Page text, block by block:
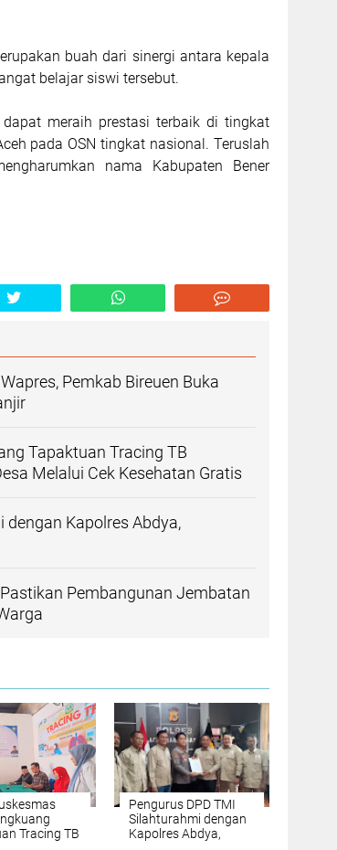
buah dari sinergi antara kepala
belajar siswi tersebut.
meraih prestasi terbaik di tingkat
pada OSN tingkat nasional. Teruslah
nama Kabupaten Bener
Pemkab Bireuen Buka
Tapaktuan ‎Tracing TB
Melalui Cek Kesehatan Gratis
Kapolres Abdya,
Pembangunan Jembatan
‎Tracing TB
Pengurus DPD TMI
Silahturahmi dengan
Kapolres Abdya,